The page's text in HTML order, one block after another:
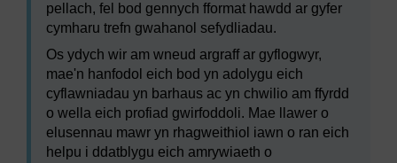
pellach, fel bod gennych fformat hawdd ar gyfer
cymharu trefn gwahanol sefydliadau.
Os ydych wir am wneud argraff ar gyflogwyr,
mae'n hanfodol eich bod yn adolygu eich
cyflawniadau yn barhaus ac yn chwilio am ffyrdd
o wella eich profiad gwirfoddoli. Mae llawer o
elusennau mawr yn rhagweithiol iawn o ran eich
helpu i ddatblygu eich amrywiaeth o